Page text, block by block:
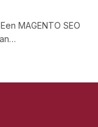
MAGENTO SEO